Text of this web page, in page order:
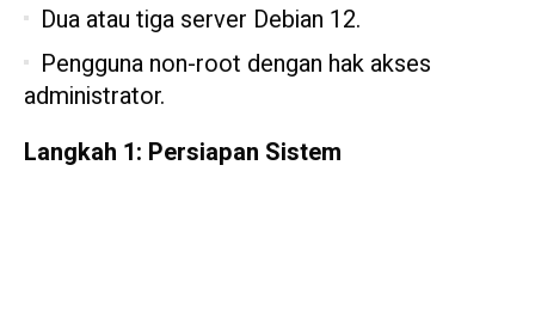
Dua atau tiga server Debian 12.
Pengguna non-root dengan hak akses
administrator.
Langkah 1: Persiapan Sistem